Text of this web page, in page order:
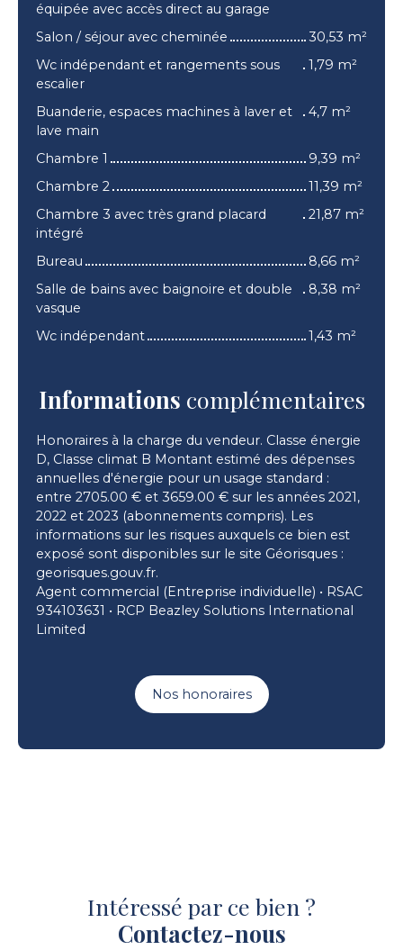
équipée avec accès direct au garage
Salon / séjour avec cheminée
30,53 m²
Wc indépendant et rangements sous
escalier
1,79 m²
Buanderie, espaces machines à laver et
lave main
4,7 m²
Chambre 1
9,39 m²
Chambre 2
11,39 m²
Chambre 3 avec très grand placard
intégré
21,87 m²
Bureau
8,66 m²
Salle de bains avec baignoire et double
vasque
8,38 m²
Wc indépendant 1,43 m²
Informations complémentaires
Honoraires à la charge du vendeur. Classe énergie
D, Classe climat B Montant estimé des dépenses
annuelles d'énergie pour un usage standard :
entre 2705.00 € et 3659.00 € sur les années 2021,
2022 et 2023 (abonnements compris). Les
informations sur les risques auxquels ce bien est
exposé sont disponibles sur le site Géorisques :
georisques.gouv.fr.
Agent commercial (Entreprise individuelle) • RSAC
934103631 • RCP Beazley Solutions International
Limited
Nos honoraires
Intéressé par ce bien ?
Contactez-nous